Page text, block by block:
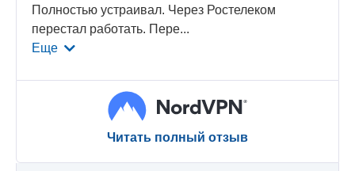
Полностью устраивал. Через Ростелеком
перестал работать. Пере...
Еще
Читать полный отзыв